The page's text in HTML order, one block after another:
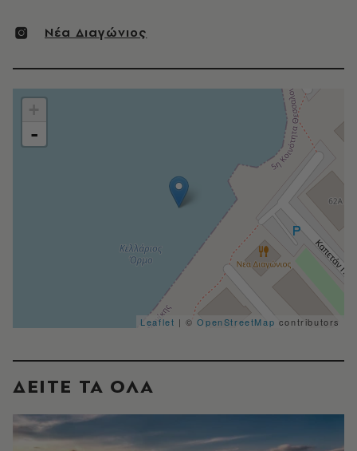
Νέα Διαγώνιος
-
Leaflet | ©OpenStreetMap contributors
ΔΕΙΤΕ ΤΑ ΟΛΑ